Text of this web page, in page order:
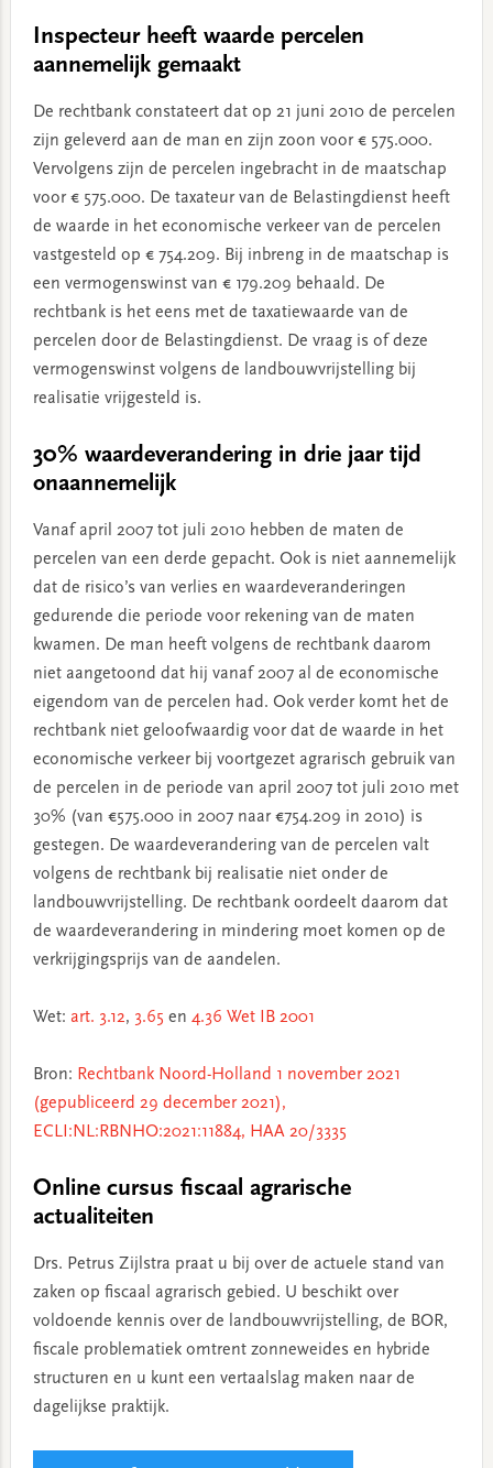
Inspecteur heeft waarde percelen
aannemelijk gemaakt
De rechtbank constateert dat op 21 juni 2010 de percelen
zijn geleverd aan de man en zijn zoon voor € 575.000.
Vervolgens zijn de percelen ingebracht in de maatschap
voor € 575.000. De taxateur van de Belastingdienst heeft
de waarde in het economische verkeer van de percelen
vastgesteld op € 754.209. Bij inbreng in de maatschap is
een vermogenswinst van € 179.209 behaald. De
rechtbank is het eens met de taxatiewaarde van de
percelen door de Belastingdienst. De vraag is of deze
vermogenswinst volgens de landbouwvrijstelling bij
realisatie vrijgesteld is.
30% waardeverandering in drie jaar tijd
onaannemelijk
Vanaf april 2007 tot juli 2010 hebben de maten de
percelen van een derde gepacht. Ook is niet aannemelijk
dat de risico’s van verlies en waardeveranderingen
gedurende die periode voor rekening van de maten
kwamen. De man heeft volgens de rechtbank daarom
niet aangetoond dat hij vanaf 2007 al de economische
eigendom van de percelen had. Ook verder komt het de
rechtbank niet geloofwaardig voor dat de waarde in het
economische verkeer bij voortgezet agrarisch gebruik van
de percelen in de periode van april 2007 tot juli 2010 met
30% (van €575.000 in 2007 naar €754.209 in 2010) is
gestegen. De waardeverandering van de percelen valt
volgens de rechtbank bij realisatie niet onder de
landbouwvrijstelling. De rechtbank oordeelt daarom dat
de waardeverandering in mindering moet komen op de
verkrijgingsprijs van de aandelen.
Wet: art. 3.12, 3.65 en 4.36 Wet IB 2001
Bron: Rechtbank Noord-Holland 1 november 2021
(gepubliceerd 29 december 2021),
ECLI:NL:RBNHO:2021:11884, HAA 20/3335
Online cursus fiscaal agrarische
actualiteiten
Drs. Petrus Zijlstra praat u bij over de actuele stand van
zaken op fiscaal agrarisch gebied. U beschikt over
voldoende kennis over de landbouwvrijstelling, de BOR,
fiscale problematiek omtrent zonneweides en hybride
structuren en u kunt een vertaalslag maken naar de
dagelijkse praktijk.